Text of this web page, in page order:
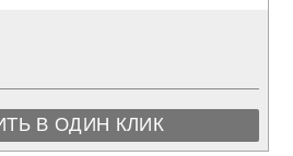
В ОДИН КЛИК